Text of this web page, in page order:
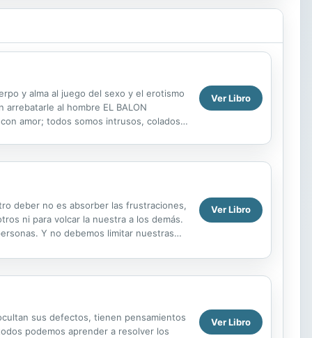
y alma al juego del sexo y el erotismo
al hombre EL BALON
amor; todos somos intrusos, colados
Ver Libro
deber no es absorber las frustraciones,
ni para volcar la nuestra a los demás.
Y no debemos limitar nuestras
Ver Libro
sus defectos, tienen pensamientos
podemos aprender a resolver los
Ver Libro